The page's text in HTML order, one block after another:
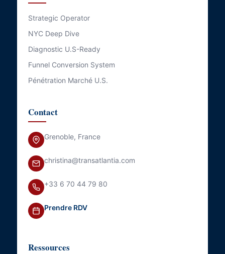
Strategic Operator
NYC Deep Dive
Diagnostic U.S-Ready
Funnel Conversion System
Pénétration Marché U.S.
Contact
Grenoble, France
christina@transatlantia.com
+33 6 70 44 79 80
Prendre RDV
Ressources